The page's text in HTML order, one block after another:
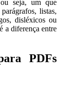
seja, um que
listas,
disléxicos ou
a diferença entre
PDFs